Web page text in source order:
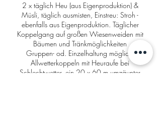
2 x täglich Heu (aus Eigenproduktion) &
Müsli, täglich ausmisten, Einstreu: Stroh -
ebenfalls aus Eigenproduktion. Täglicher
Koppelgang auf großen Wiesenweiden mit
Bäumen und Tränkmöglichkeiten
Gruppen- od. Einzelhaltung möglich,
Allwetterkoppeln mit Heuraufe bei
Schlechtwetter, ein 20 x 60 m umzäunter